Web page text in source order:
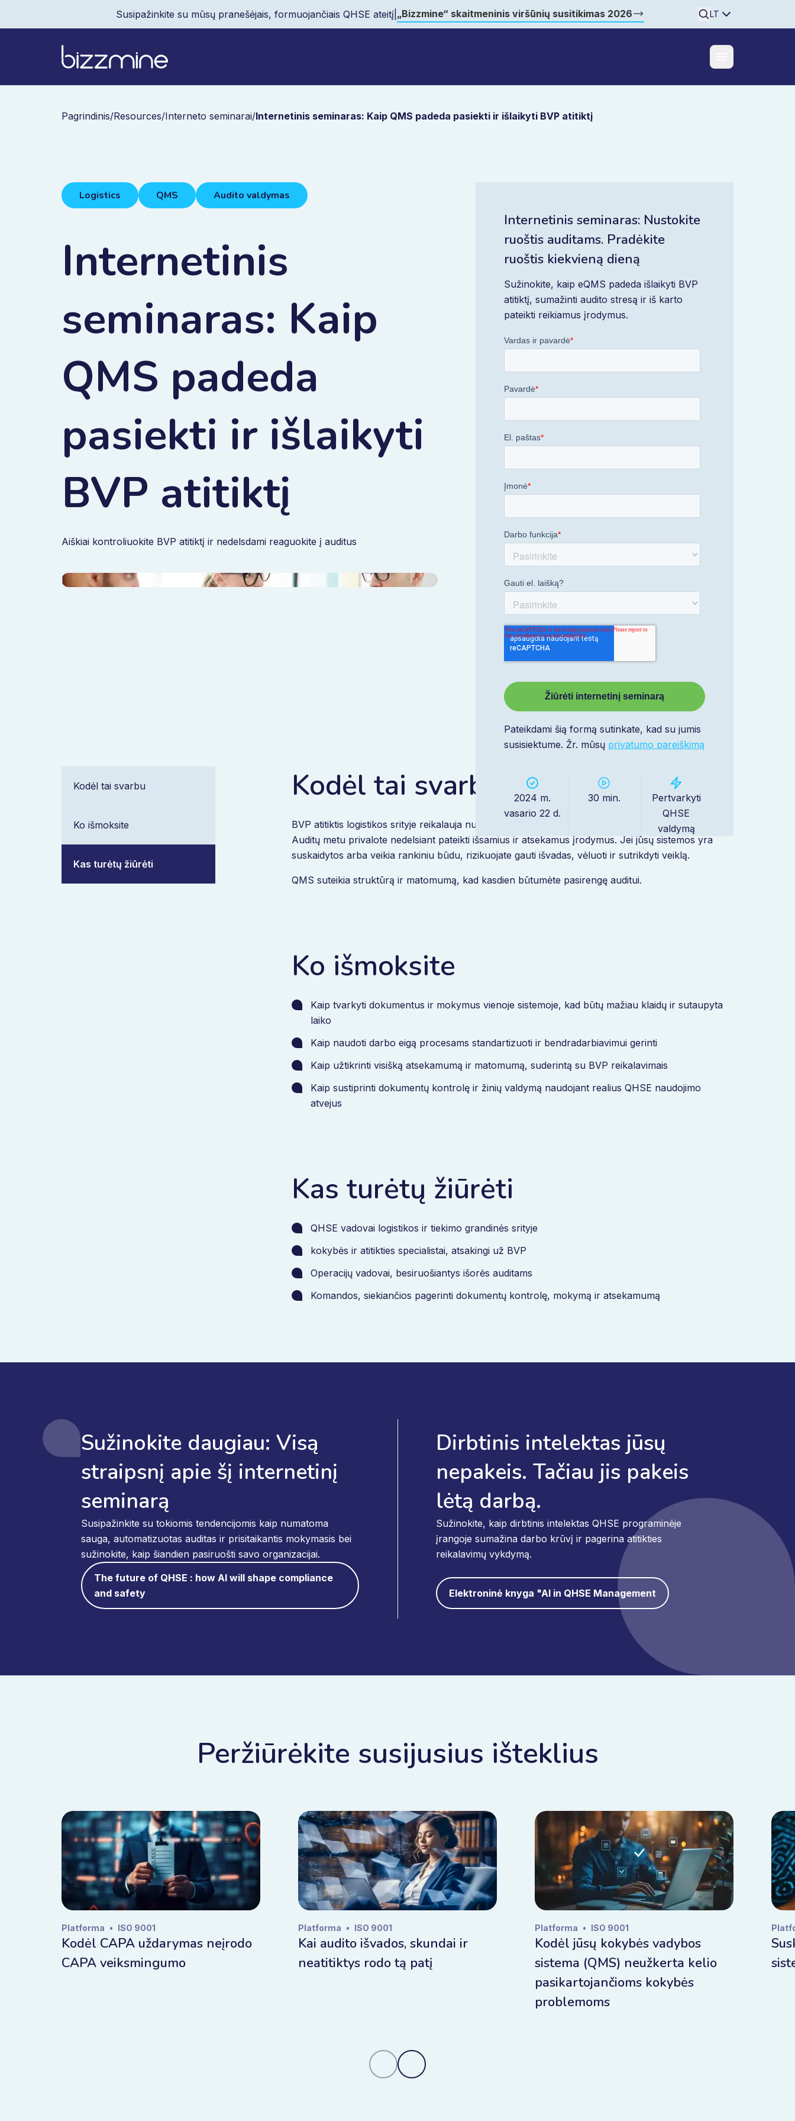
Susipažinkite su mūsų pranešėjais, formuojančiais QHSE ateitį „Bizzmine“ skaitmeninis viršūnių susitikimas 2026 Searchine
LT
Pagrindinis/Resources/Interneto seminarai/Internetinis seminaras: Kaip QMS padeda pasiekti ir išlaikyti BVP atitiktį
Logistics QMS Audito valdymas
Internetinis
seminaras: Kaip
QMS padeda
pasiekti ir išlaikyti
BVP atitiktį
Aiškiai kontroliuokite BVP atitiktį ir nedelsdami reaguokite į auditus
Internetinis seminaras: Nustokite
ruoštis auditams. Pradėkite
ruoštis kiekvieną dieną
Sužinokite, kaip eQMS padeda išlaikyti BVP
atitiktį, sumažinti audito stresą ir iš karto
pateikti reikiamus įrodymus.
Pateikdami šią formą sutinkate, kad su jumis
susisiektume. Žr. mūsų privatumo pareiškimą
2024 m.
vasario 22 d.
30 min.
Pertvarkyti
QHSE
valdymą
Kodėl tai svarbu
Ko išmoksite
Kas turėtų žiūrėti
Kodėl tai svarbu
BVP atitiktis logistikos srityje reikalauja nuolatinės procesų, dokumentų ir mokymų kontrolės.
Auditų metu privalote nedelsiant pateikti išsamius ir atsekamus įrodymus. Jei jūsų sistemos yra
suskaidytos arba veikia rankiniu būdu, rizikuojate gauti išvadas, vėluoti ir sutrikdyti veiklą.
QMS suteikia struktūrą ir matomumą, kad kasdien būtumėte pasirengę auditui.
Ko išmoksite
Kaip tvarkyti dokumentus ir mokymus vienoje sistemoje, kad būtų mažiau klaidų ir sutaupyta
laiko
Kaip naudoti darbo eigą procesams standartizuoti ir bendradarbiavimui gerinti
Kaip užtikrinti visišką atsekamumą ir matomumą, suderintą su BVP reikalavimais
Kaip sustiprinti dokumentų kontrolę ir žinių valdymą naudojant realius QHSE naudojimo
atvejus
Kas turėtų žiūrėti
QHSE vadovai logistikos ir tiekimo grandinės srityje
kokybės ir atitikties specialistai, atsakingi už BVP
Operacijų vadovai, besiruošiantys išorės auditams
Komandos, siekiančios pagerinti dokumentų kontrolę, mokymą ir atsekamumą
Sužinokite daugiau: Visą
straipsnį apie šį internetinį
seminarą
Susipažinkite su tokiomis tendencijomis kaip numatoma
sauga, automatizuotas auditas ir prisitaikantis mokymasis bei
sužinokite, kaip šiandien pasiruošti savo organizacijai.
The future of QHSE : how AI will shape compliance
and safety
Dirbtinis intelektas jūsų
nepakeis. Tačiau jis pakeis
lėtą darbą.
Sužinokite, kaip dirbtinis intelektas QHSE programinėje
įrangoje sumažina darbo krūvį ir pagerina atitikties
reikalavimų vykdymą.
Elektroninė knyga "AI in QHSE Management
Peržiūrėkite susijusius išteklius
Platforma • ISO 9001
Kodėl CAPA uždarymas neįrodo
CAPA veiksmingumo
Platforma • ISO 9001
Kai audito išvados, skundai ir
neatitiktys rodo tą patį
Platforma • ISO 9001
Kodėl jūsų kokybės vadybos
sistema (QMS) neužkerta kelio
pasikartojančioms kokybės
problemoms